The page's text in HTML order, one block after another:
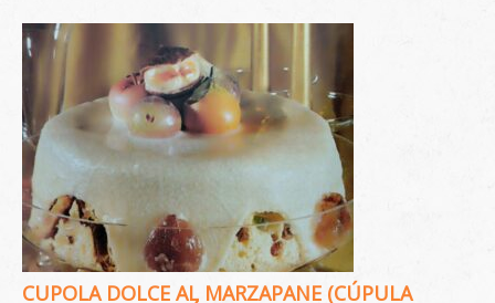
CUPOLA DOLCE AL MARZAPANE (CÚPULA